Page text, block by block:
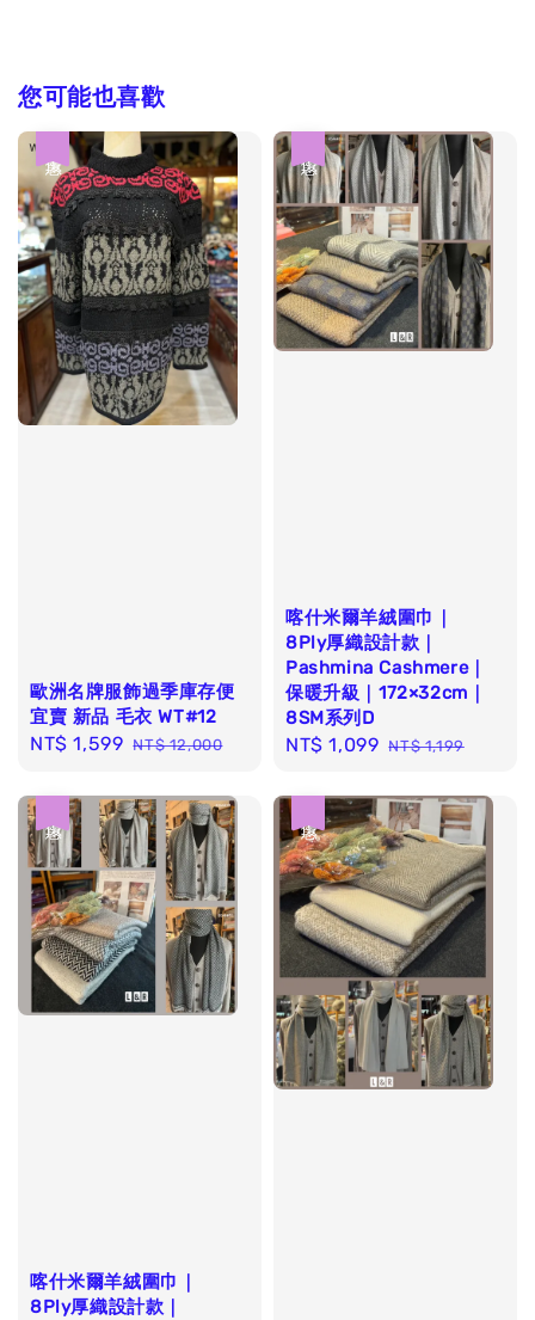
您可能也喜歡
歐洲名牌服飾過季庫存便
宜賣 新品 毛衣 WT#12
Sale
NT$ 1,599 Regular
NT$ 12,000
喀什米爾羊絨圍巾｜
8Ply厚織設計款｜
Pashmina Cashmere｜
保暖升級｜172×32cm｜
8SM系列D
Sale
NT$ 1,099 Regular
NT$ 1,199
喀什米爾羊絨圍巾｜
8Ply厚織設計款｜